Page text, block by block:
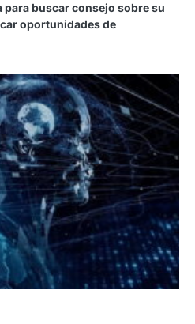
buscar consejo sobre su
oportunidades de